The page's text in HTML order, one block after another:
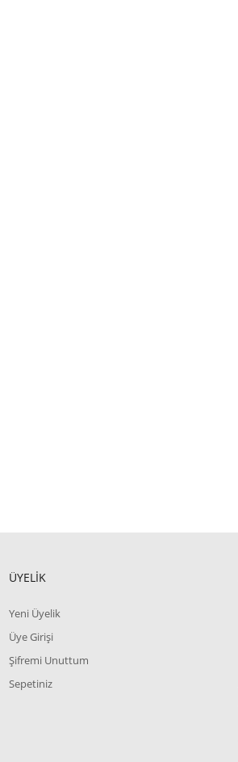
ÜYELİK
Yeni Üyelik
Üye Girişi
Şifremi Unuttum
Sepetiniz